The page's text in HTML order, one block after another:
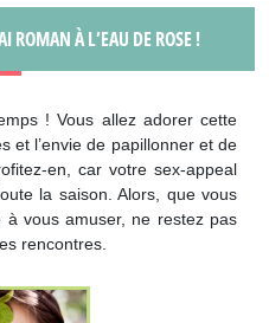
ROMAN À L’EAU DE ROSE !
! Vous allez adorer cette
et l’envie de papillonner et de
en, car votre sex-appeal
la saison. Alors, que vous
vous amuser, ne restez pas
rencontres.